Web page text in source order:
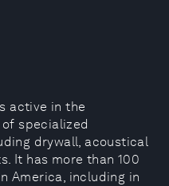
active in the
specialized
drywall, acoustical
It has more than 100
America, including in